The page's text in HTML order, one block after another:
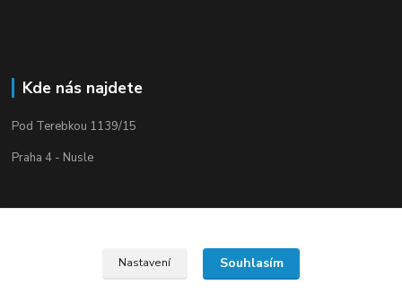
Kde nás najdete
Pod Terebkou 1139/15
Praha 4 - Nusle
Upravit sběr cookies.
Nastavení Souhlasím